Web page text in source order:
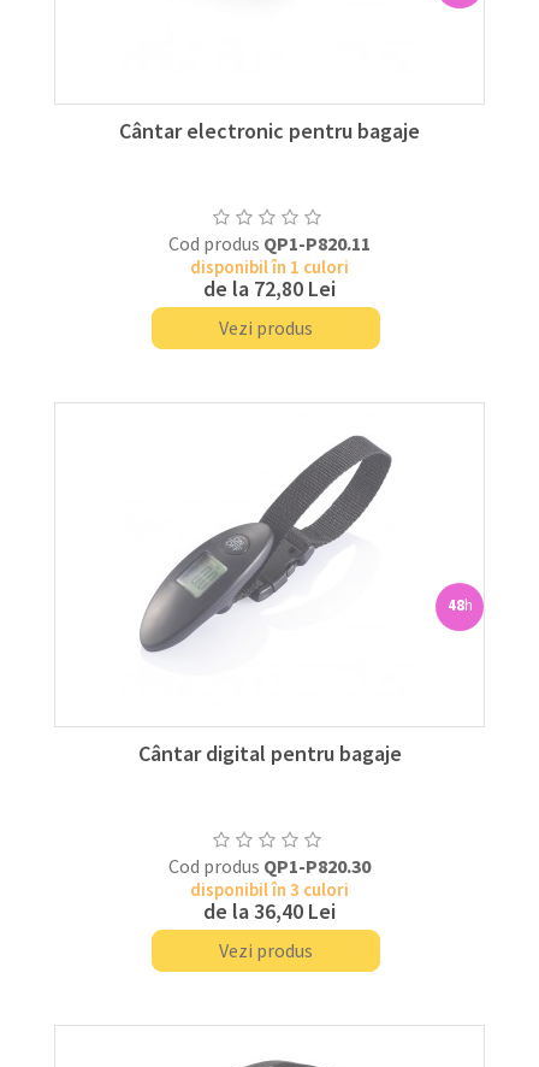
Cântar electronic pentru bagaje
Cod produs QP1-P820.11
disponibil în 1 culori
de la 72,80 Lei
Vezi produs
48h
Cântar digital pentru bagaje
Cod produs QP1-P820.30
disponibil în 3 culori
de la 36,40 Lei
Vezi produs